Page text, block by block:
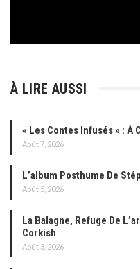
À LIRE AUSSI
« Les Contes Infusés » :
Août 7, 2026
L’album Posthume De
Août 5, 2026
La Balagne, Refuge De
Corkish
Août 3, 2026